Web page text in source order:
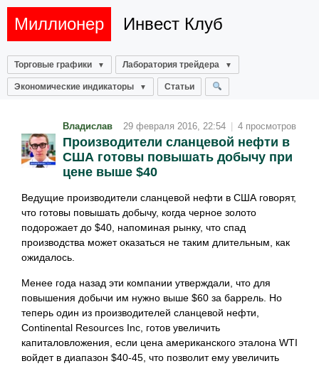
Миллионер Инвест Клуб
Торговые графики Лаборатория трейдера
Экономические индикаторы Статьи
Владислав 29 февраля 2016, 22:54 4 просмотров
Производители сланцевой нефти в
США готовы повышать добычу при
цене выше $40
Ведущие производители сланцевой нефти в США говорят,
что готовы повышать добычу, когда черное золото
подорожает до $40, напоминая рынку, что спад
производства может оказаться не таким длительным, как
ожидалось.
Менее года назад эти компании утверждали, что для
повышения добычи им нужно выше $60 за баррель. Но
теперь один из производителей сланцевой нефти,
Continental Resources Inc, готов увеличить
капиталовложения, если цена американского эталона WTI
войдет в диапазон $40-45, что позволит ему увеличить